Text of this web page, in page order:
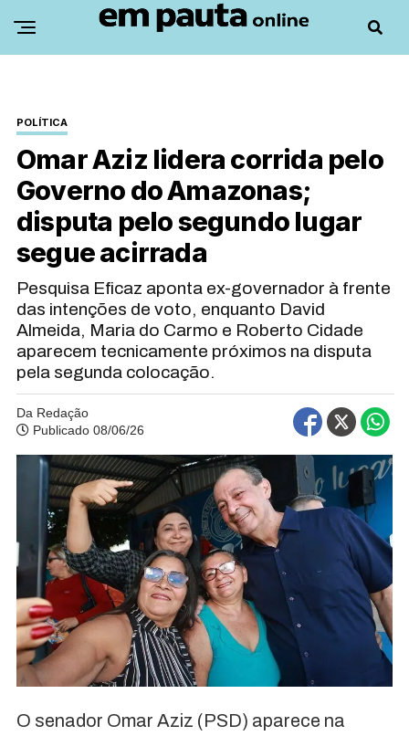
POLÍTICA
Omar Aziz lidera corrida pelo
Governo do Amazonas;
disputa pelo segundo lugar
segue acirrada
Pesquisa Eficaz aponta ex-governador à frente
das intenções de voto, enquanto David
Almeida, Maria do Carmo e Roberto Cidade
aparecem tecnicamente próximos na disputa
pela segunda colocação.
Da Redação
Publicado 08/06/26
O senador Omar Aziz (PSD) aparece na